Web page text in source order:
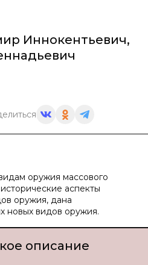
Иннокентьевич,
оружия массового
аспекты
оружия, дана
новых видов оружия.
описание